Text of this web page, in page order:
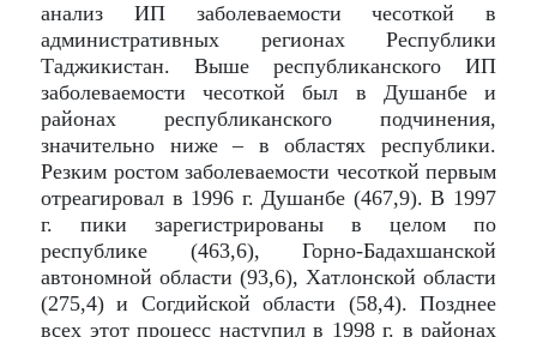
анализ ИП заболеваемости чесоткой в
административных регионах Республики
Таджикистан. Выше республиканского ИП
заболеваемости чесоткой был в Душанбе и
районах республиканского подчинения,
значительно ниже – в областях республики.
Резким ростом заболеваемости чесоткой первым
отреагировал в 1996 г. Душанбе (467,9). В 1997
г. пики зарегистрированы в целом по
республике (463,6), Горно-Бадахшанской
автономной области (93,6), Хатлонской области
(275,4) и Согдийской области (58,4). Позднее
всех этот процесс наступил в 1998 г. в районах